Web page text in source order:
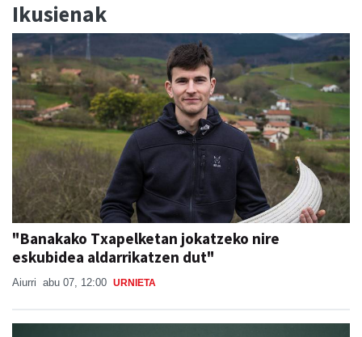
Ikusienak
"Banakako Txapelketan jokatzeko nire
eskubidea aldarrikatzen dut"
Aiurri abu 07, 12:00 URNIETA